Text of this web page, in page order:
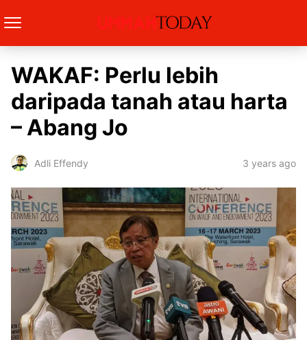
WAKAF: Perlu lebih
daripada tanah atau harta
– Abang Jo
Adli Effendy 3 years ago